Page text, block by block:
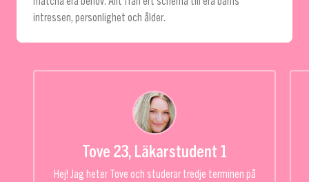
intressen, personlighet och ålder.
Tove 23, Läkarstudent 1
Hej! Jag heter Tove och studerar tredje terminen på